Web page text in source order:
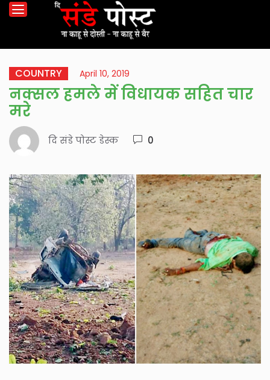
COUNTRY April 10, 2019
नक्सल हमले में विधायक सहित चार
मरे
दि संडे पोस्ट डेस्क 0